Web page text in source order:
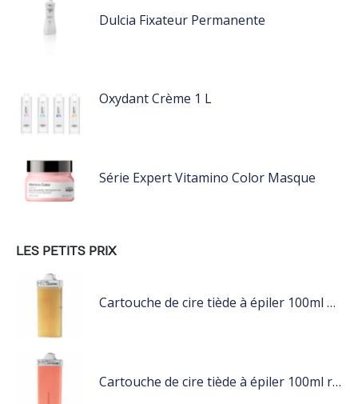
Dulcia Fixateur Permanente
Oxydant Crème 1 L
Série Expert Vitamino Color Masque
LES PETITS PRIX
Cartouche de cire tiède à épiler 100ml miel
Cartouche de cire tiède à épiler 100ml rose